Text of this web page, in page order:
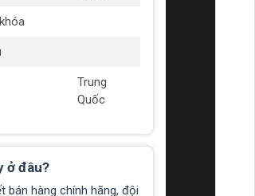
Trung
Quốc
ở đâu?
bán hàng chính hãng, đội